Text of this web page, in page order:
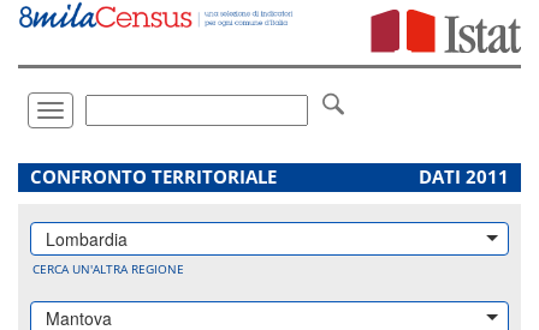
Vai
direttamente
Toggle
navigation
.
CONFRONTO TERRITORIALE DATI 2011
Lombardia
CERCA UN'ALTRA REGIONE
Mantova